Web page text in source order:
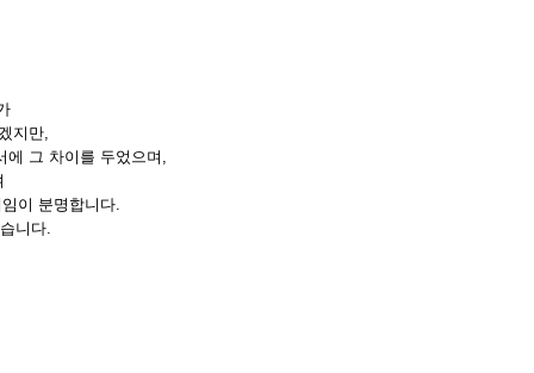
지만,
에 그 차이를 두었으며,
이 분명합니다.
니다.